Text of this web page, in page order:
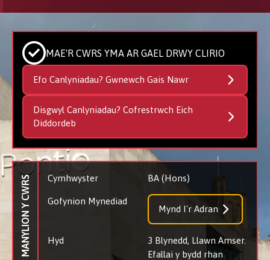
MAE'R CWRS YMA AR GAEL DRWY CLIRIO
Efo Canlyniadau? Gwnewch Gais Nawr
Disgwyl Canlyniadau? Cofrestrwch Eich
Diddordeb
MANYLION Y CWRS Cymhwyster BA (Hons)
Gofynion Mynediad
Mynd I'r Adran
Hyd
3 Blynedd, Llawn Amser.
Efallai y bydd rhan